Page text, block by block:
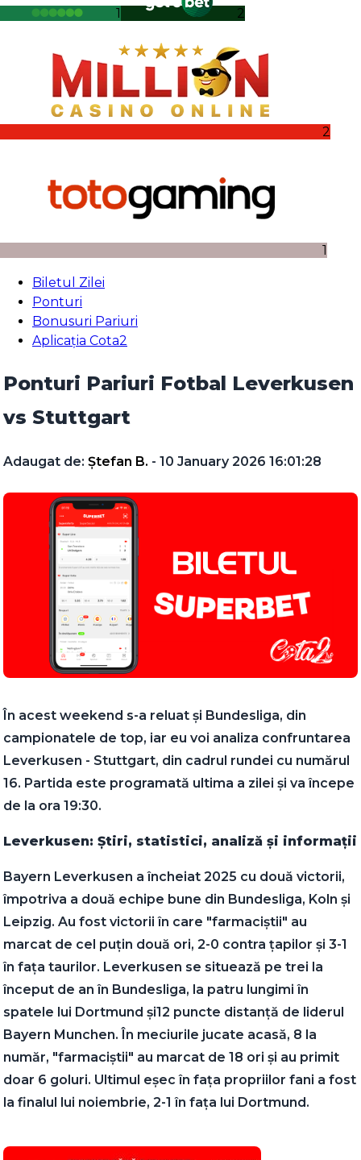
1 2
2
1
Biletul Zilei
Ponturi
Bonusuri Pariuri
Aplicația Cota2
Ponturi Pariuri Fotbal Leverkusen
vs Stuttgart
Adaugat de: Ștefan B. - 10 January 2026 16:01:28
În acest weekend s-a reluat și Bundesliga, din
campionatele de top, iar eu voi analiza confruntarea
Leverkusen - Stuttgart, din cadrul rundei cu numărul
16. Partida este programată ultima a zilei și va începe
de la ora 19:30.
Leverkusen: Știri, statistici, analiză și informații
Bayern Leverkusen a încheiat 2025 cu două victorii,
împotriva a două echipe bune din Bundesliga, Koln și
Leipzig. Au fost victorii în care "farmaciștii" au
marcat de cel puțin două ori, 2-0 contra țapilor și 3-1
în fața taurilor. Leverkusen se situează pe trei la
început de an în Bundesliga, la patru lungimi în
spatele lui Dortmund și12 puncte distanță de liderul
Bayern Munchen. În meciurile jucate acasă, 8 la
număr, "farmaciștii" au marcat de 18 ori și au primit
doar 6 goluri. Ultimul eșec în fața propriilor fani a fost
la finalul lui noiembrie, 2-1 în fața lui Dortmund.